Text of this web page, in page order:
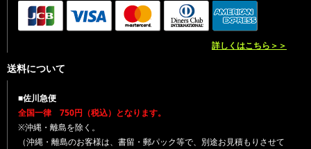
詳しくはこちら＞＞
送料について
■佐川急便
全国一律 750円（税込）となります。
※沖縄・離島を除く。
（沖縄・離島のお客様は、書留・郵パック等で、別途お見積もりさせて